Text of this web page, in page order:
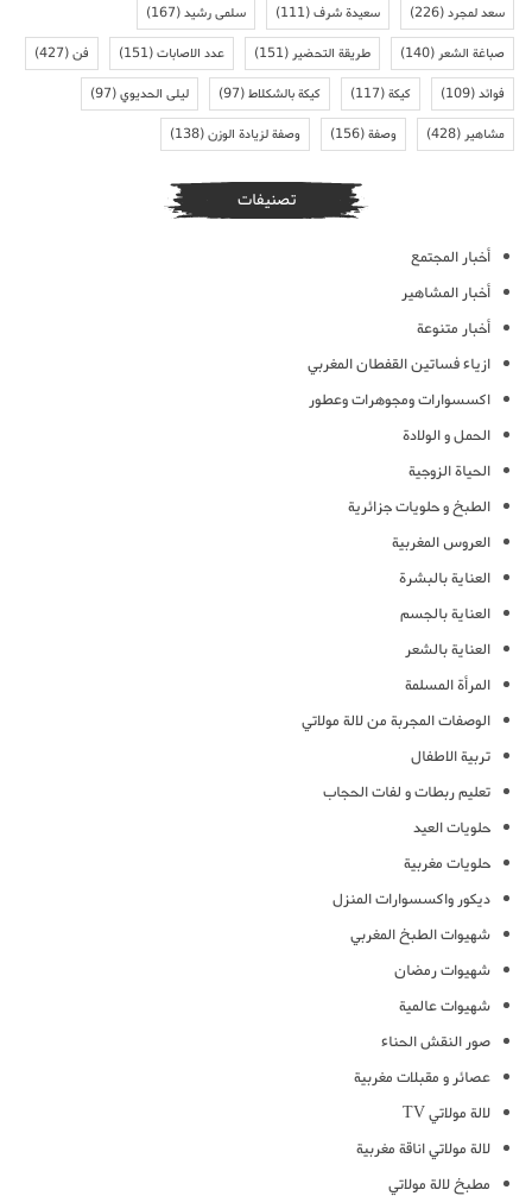
سعد لمجرد(226) سعيدة شرف(111) سلمى رشيد(167)
صباغة الشعر(140) طريقة التحضير(151) عدد الاصابات(151) فن(427)
فوائد(109) كيكة(117) كيكة بالشكلاط(97) ليلى الحديوي(97)
مشاهير(428) وصفة(156) وصفة لزيادة الوزن(138)
تصنيفات
أخبار المجتمع
أخبار المشاهير
أخبار متنوعة
ازياء فساتين القفطان المغربي
اكسسوارات ومجوهرات وعطور
الحمل و الولادة
الحياة الزوجية
الطبخ و حلويات جزائرية
العروس المغربية
العناية بالبشرة
العناية بالجسم
العناية بالشعر
المرأة المسلمة
الوصفات المجربة من لالة مولاتي
تربية الاطفال
تعليم ربطات و لفات الحجاب
حلويات العيد
حلويات مغربية
ديكور واكسسوارات المنزل
شهيوات الطبخ المغربي
شهيوات رمضان
شهيوات عالمية
صور النقش الحناء
عصائر و مقبلات مغربية
لالة مولاتي TV
لالة مولاتي اناقة مغربية
مطبخ لالة مولاتي